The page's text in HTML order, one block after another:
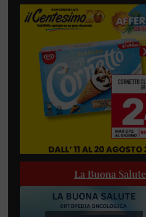
La Buona Salute